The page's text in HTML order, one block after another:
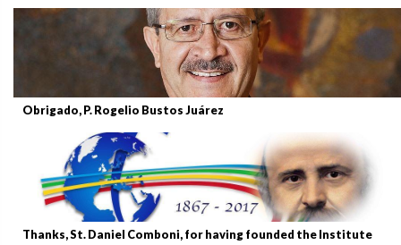
Obrigado, P. Rogelio Bustos Juárez
Thanks, St. Daniel Comboni, for having founded the Institute